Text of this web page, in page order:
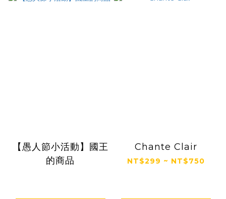
【愚人節小活動】國王
的商品
Chante Clair
NT$299 ~ NT$750